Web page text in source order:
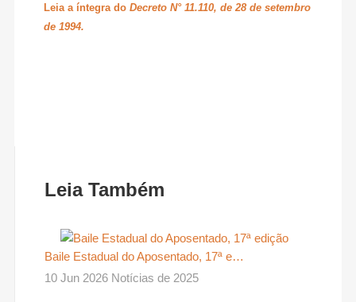
Leia a íntegra doDecreto N° 11.110, de 28 de setembro
de 1994.
Leia Também
Baile Estadual do Aposentado, 17ª e…
10 Jun 2026 Notícias de 2025